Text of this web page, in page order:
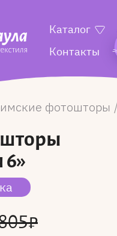
Каталог
Контакты
фотошторы
6»
₽